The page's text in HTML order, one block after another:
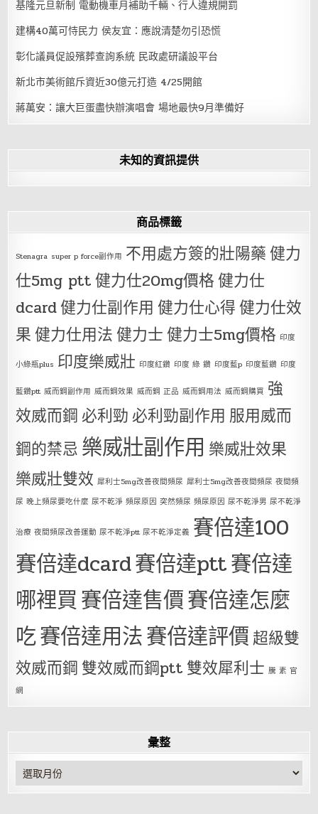
基隆元旦新制 電動機車月補助千輛、行人違規開罰
建構40萬可恃民力 侯友宜：應說清楚勿引恐慌
彰化議員促設殯葬查詢系統 民政處研議設平台
新北市美術館斥資近30億元打造 4/25開館
蔣萬安：讓大巨蛋盡快辦演唱會 場地最快9月準備好
未知的資訊提供
商品標籤
Stenagra super p force副作用 不用處方簽的壯陽藥健力
仕5mg ptt健力仕20mg價格健力仕
dcard健力仕副作用 健力仕心得健力仕效
果健力仕用法健力士健力士5mg價格 印度
小綠瓶plus 印度樂威壯 印度紅鑽 印度 綠 鑽 印度藍p 印度藍鑽 印度
藍鑽ptt 威而鋼副作用 威而鋼效果 威而鋼 正品 威而鋼用法 威而鋼購買 強
效威而鋼 必利勁 必利勁副作用 服用威而
鋼的禁忌 樂威壯副作用 樂威壯效果
樂威壯雙效 犀利士5mg改善夜間頻尿 犀利士5mg改善夜間頻尿 夜間頻
尿 晚上頻尿要吃什麼 尿不乾淨 頻尿原因 突然頻尿 頻尿原因 尿不乾淨男 尿不乾淨
治療 夜間頻尿改善運動 尿不乾淨ptt 尿不乾淨定義 賽倍達100
賽倍達dcard賽倍達ptt賽倍達
哪裡買賽倍達售價賽倍達怎麼
吃賽倍達用法賽倍達評價超級雙
效威而鋼 雙效威而鋼ptt 雙效犀利士 騰 素 官
網
彙整
彙
整